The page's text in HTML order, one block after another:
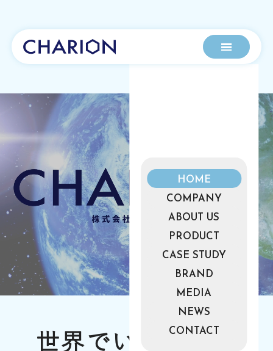
HOME
COMPANY
ABOUT US
PRODUCT
CASE STUDY
BRAND
MEDIA
NEWS
CONTACT
世界でいちばん、